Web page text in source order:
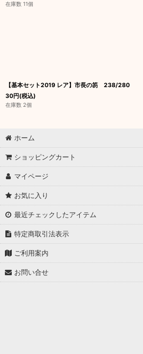
在庫数 11個
【基本セット2019 レア】市長の笏 238/280
30円(税込)
在庫数 2個
ホーム
ショッピングカート
マイページ
お気に入り
最近チェックしたアイテム
特定商取引法表示
ご利用案内
お問い合せ